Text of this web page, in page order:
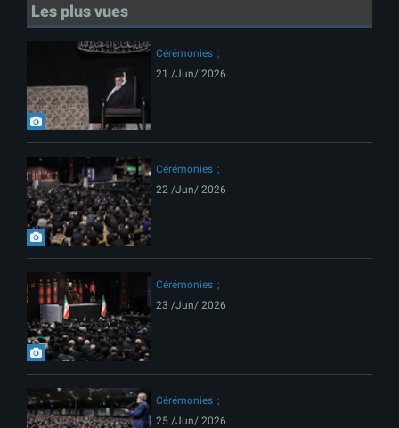
Les plus vues
Cérémonies
21 /Jun/ 2026
Cérémonies
22 /Jun/ 2026
Cérémonies
23 /Jun/ 2026
Cérémonies
25 /Jun/ 2026